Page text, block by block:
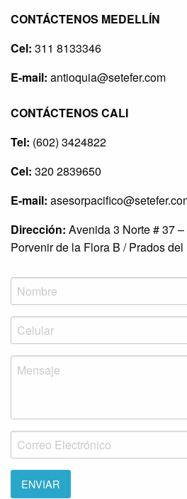
CONTÁCTENOS MEDELLÍN
Cel: 311 8133346
E-mail: antioquia@setefer.com
CONTÁCTENOS CALI
Tel: (602) 3424822
Cel: 320 2839650
E-mail:
Dirección: Avenida 3 Norte # 37
Porvenir de la Flora B / Prados